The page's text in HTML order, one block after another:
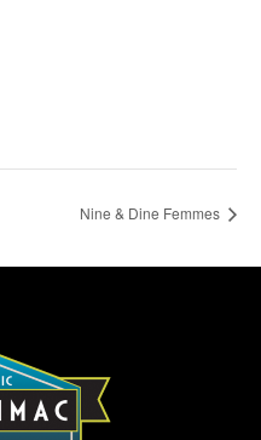
Nine & Dine Femmes